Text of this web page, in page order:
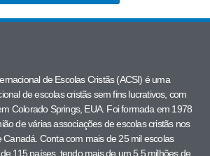
de Escolas Cristãs (ACSI) é uma
de escolas cristãs sem fins lucrativos, com
Colorado Springs, EUA. Foi formada em 1978
de várias associações de escolas cristãs nos
Canadá. Conta com mais de 25 mil escolas
115 países, tendo mais de um 5.5 milhões de